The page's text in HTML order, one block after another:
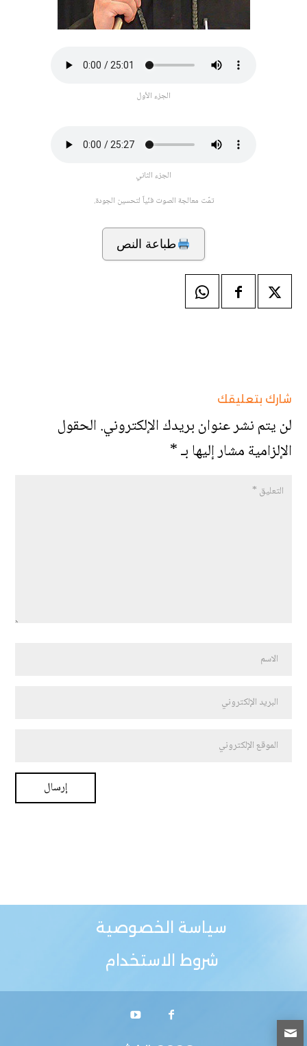
الجزء الأول
الجزء الثاني
تمّت معالجة الصوت فنّياً لتحسين الجودة.
طباعة النص
شارك بتعليقك
لن يتم نشر عنوان بريدك الإلكتروني.الحقول
الإلزامية مشار إليها بـ*
سياسة الخصوصية
شروط الاستخدام